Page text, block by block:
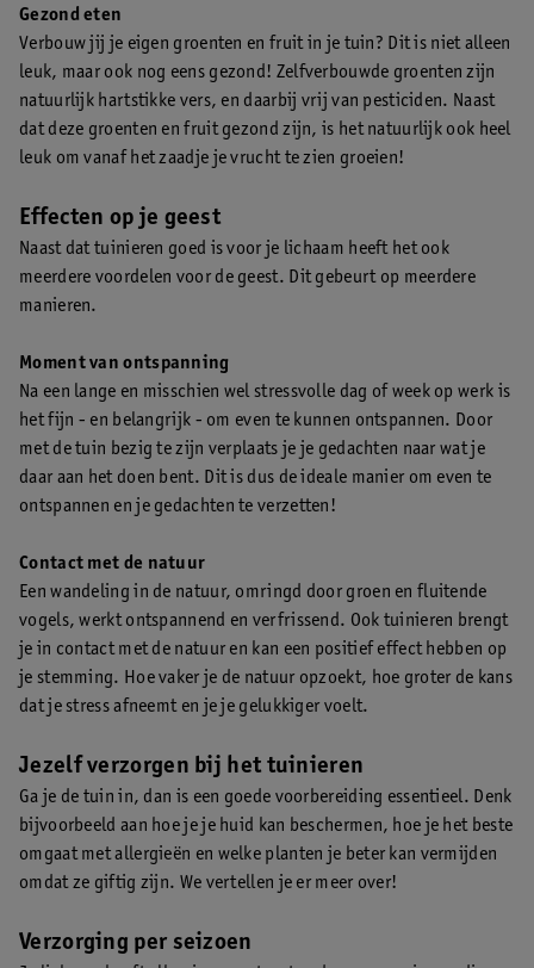
Gezond eten
Verbouw jij je eigen groenten en fruit in je tuin? Dit is niet alleen
leuk, maar ook nog eens gezond! Zelfverbouwde groenten zijn
natuurlijk hartstikke vers, en daarbij vrij van pesticiden. Naast
dat deze groenten en fruit gezond zijn, is het natuurlijk ook heel
leuk om vanaf het zaadje je vrucht te zien groeien!
Effecten op je geest
Naast dat tuinieren goed is voor je lichaam heeft het ook
meerdere voordelen voor de geest. Dit gebeurt op meerdere
manieren.
Moment van ontspanning
Na een lange en misschien wel stressvolle dag of week op werk is
het fijn - en belangrijk - om even te kunnen ontspannen. Door
met de tuin bezig te zijn verplaats je je gedachten naar wat je
daar aan het doen bent. Dit is dus de ideale manier om even te
ontspannen en je gedachten te verzetten!
Contact met de natuur
Een wandeling in de natuur, omringd door groen en fluitende
vogels, werkt ontspannend en verfrissend. Ook tuinieren brengt
je in contact met de natuur en kan een positief effect hebben op
je stemming. Hoe vaker je de natuur opzoekt, hoe groter de kans
dat je stress afneemt en je je gelukkiger voelt.
Jezelf verzorgen bij het tuinieren
Ga je de tuin in, dan is een goede voorbereiding essentieel. Denk
bijvoorbeeld aan hoe je je huid kan beschermen, hoe je het beste
omgaat met allergieën en welke planten je beter kan vermijden
omdat ze giftig zijn. We vertellen je er meer over!
Verzorging per seizoen